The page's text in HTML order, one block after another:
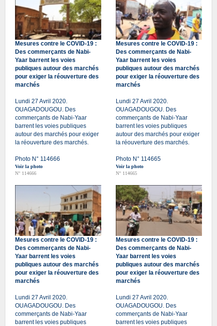
Mesures contre le COVID-19 :
Des commerçants de Nabi-
Yaar barrent les voies
publiques autour des marchés
pour exiger la réouverture des
marchés
Lundi 27 Avril 2020.
OUAGADOUGOU. Des
commerçants de Nabi-Yaar
barrent les voies publiques
autour des marchés pour exiger
la réouverture des marchés.
Photo N° 114666
Voir la photo
N° 114666
Mesures contre le COVID-19 :
Des commerçants de Nabi-
Yaar barrent les voies
publiques autour des marchés
pour exiger la réouverture des
marchés
Lundi 27 Avril 2020.
OUAGADOUGOU. Des
commerçants de Nabi-Yaar
barrent les voies publiques
autour des marchés pour exiger
la réouverture des marchés.
Photo N° 114665
Voir la photo
N° 114665
Mesures contre le COVID-19 :
Des commerçants de Nabi-
Yaar barrent les voies
publiques autour des marchés
pour exiger la réouverture des
marchés
Lundi 27 Avril 2020.
OUAGADOUGOU. Des
commerçants de Nabi-Yaar
barrent les voies publiques
Mesures contre le COVID-19 :
Des commerçants de Nabi-
Yaar barrent les voies
publiques autour des marchés
pour exiger la réouverture des
marchés
Lundi 27 Avril 2020.
OUAGADOUGOU. Des
commerçants de Nabi-Yaar
barrent les voies publiques